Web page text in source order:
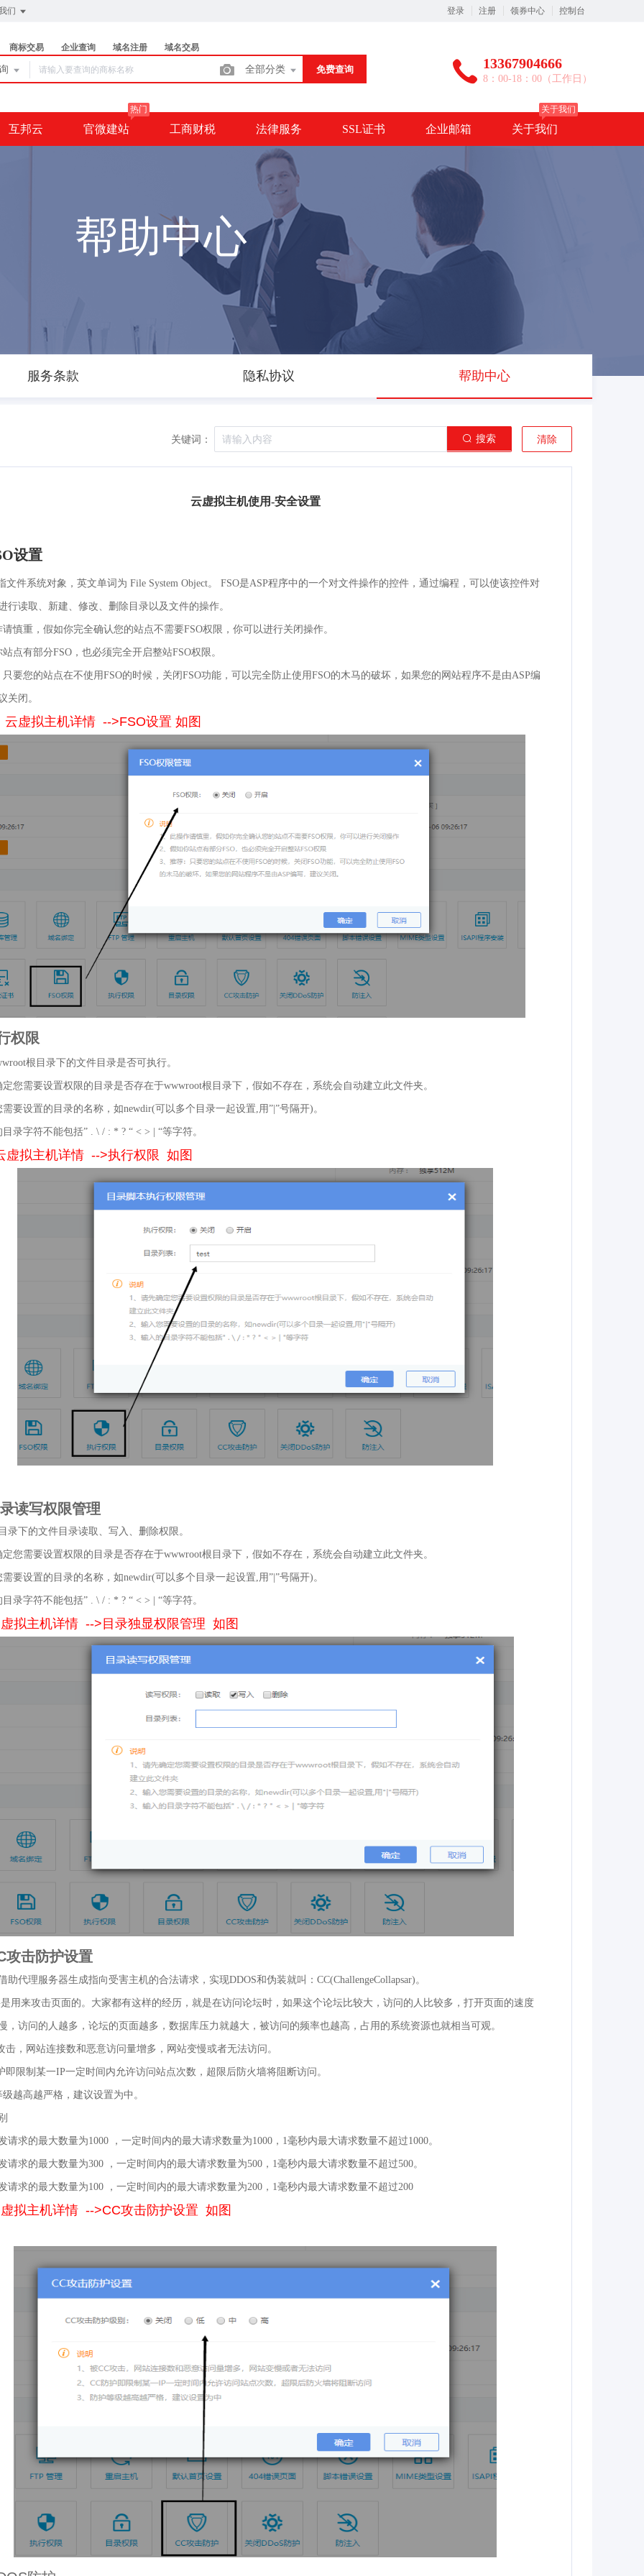
们 登录 注册 领券中心 控制台
商标交易 企业查询 域名注册 域名交易
全部分类 免费查询 13367904666
8：00-18：00（工作日）
互邦云 官微建站
热门
工商财税 法律服务 SSL证书 企业邮箱 关于我们
关于我们
帮助中心
服务条款 隐私协议 帮助中心
关键词： 搜索 清除
云虚拟主机使用-安全设置
设置
文件系统对象，英文单词为 File System Object。 FSO是ASP程序中的一个对文件操作的控件，通过编程，可以使该控件对
行读取、新建、修改、删除目录以及文件的操作。
请慎重，假如你完全确认您的站点不需要FSO权限，你可以进行关闭操作。
点有部分FSO，也必须完全开启整站FSO权限。
只要您的站点在不使用FSO的时候，关闭FSO功能，可以完全防止使用FSO的木马的破坏，如果您的网站程序不是由ASP编
关闭。
虚拟主机详情 -->FSO设置 如图
权限
根目录下的文件目录是否可执行。
定您需要设置权限的目录是否存在于wwwroot根目录下，假如不存在，系统会自动建立此文件夹。
需要设置的目录的名称，如newdir(可以多个目录一起设置,用”|”号隔开)。
录字符不能包括” . \ / : * ? “ < > | “等字符。
虚拟主机详情 -->执行权限 如图
读写权限管理
录下的文件目录读取、写入、删除权限。
定您需要设置权限的目录是否存在于wwwroot根目录下，假如不存在，系统会自动建立此文件夹。
需要设置的目录的名称，如newdir(可以多个目录一起设置,用”|”号隔开)。
录字符不能包括” . \ / : * ? “ < > | “等字符。
拟主机详情 -->目录独显权限管理 如图
攻击防护设置
助代理服务器生成指向受害主机的合法请求，实现DDOS和伪装就叫：CC(ChallengeCollapsar)。
用来攻击页面的。大家都有这样的经历，就是在访问论坛时，如果这个论坛比较大，访问的人比较多，打开页面的速度
，访问的人越多，论坛的页面越多，数据库压力就越大，被访问的频率也越高，占用的系统资源也就相当可观。
击，网站连接数和恶意访问量增多，网站变慢或者无法访问。
即限制某一IP一定时间内允许访问站点次数，超限后防火墙将阻断访问。
越高越严格，建议设置为中。
请求的最大数量为1000 ，一定时间内的最大请求数量为1000，1毫秒内最大请求数量不超过1000。
请求的最大数量为300 ，一定时间内的最大请求数量为500，1毫秒内最大请求数量不超过500。
请求的最大数量为100 ，一定时间内的最大请求数量为200，1毫秒内最大请求数量不超过200
拟主机详情 -->CC攻击防护设置 如图